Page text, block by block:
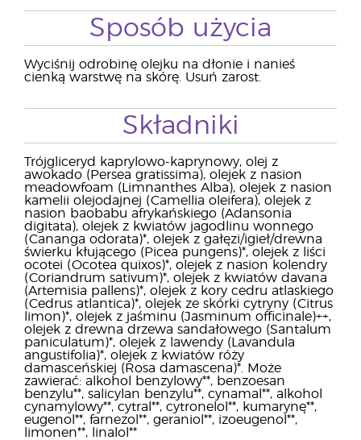
Sposób użycia
Wyciśnij odrobinę olejku na dłonie i nanieś
cienką warstwę na skórę. Usuń zarost.
Składniki
Trójgliceryd kaprylowo-kaprynowy, olej z
awokado (Persea gratissima), olejek z nasion
meadowfoam (Limnanthes Alba), olejek z nasion
kamelii olejodajnej (Camellia oleifera), olejek z
nasion baobabu afrykańskiego (Adansonia
digitata), olejek z kwiatów jagodlinu wonnego
(Cananga odorata)*, olejek z gałęzi/igieł/drewna
świerku kłującego (Picea pungens)*, olejek z liści
ocotei (Ocotea quixos)*, olejek z nasion kolendry
(Coriandrum sativum)*, olejek z kwiatów davana
(Artemisia pallens)*, olejek z kory cedru atlaskiego
(Cedrus atlantica)*, olejek ze skórki cytryny (Citrus
limon)*, olejek z jaśminu (Jasminum ofﬁcinale)++,
olejek z drewna drzewa sandałowego (Santalum
paniculatum)*, olejek z lawendy (Lavandula
angustifolia)*, olejek z kwiatów róży
damasceńskiej (Rosa damascena)*. Może
zawierać: alkohol benzylowy**, benzoesan
benzylu**, salicylan benzylu**, cynamal**, alkohol
cynamylowy**, cytral**, cytronelol**, kumarynę**,
eugenol**, farnezol**, geraniol**, izoeugenol**,
limonen**, linalol**